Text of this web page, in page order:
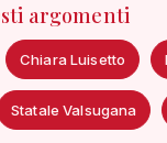
argomenti
Chiara Luisetto
Statale Valsugana